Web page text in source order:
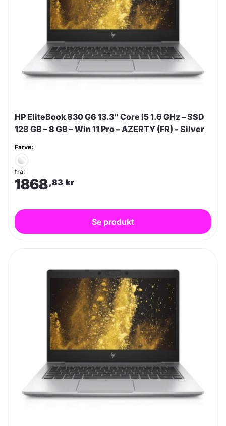
HP EliteBook 830 G6 13.3" Core i5 1.6 GHz – SSD
128 GB – 8 GB – Win 11 Pro – AZERTY (FR) - Silver
Farve:
fra:
1868,83 kr
Se produkt